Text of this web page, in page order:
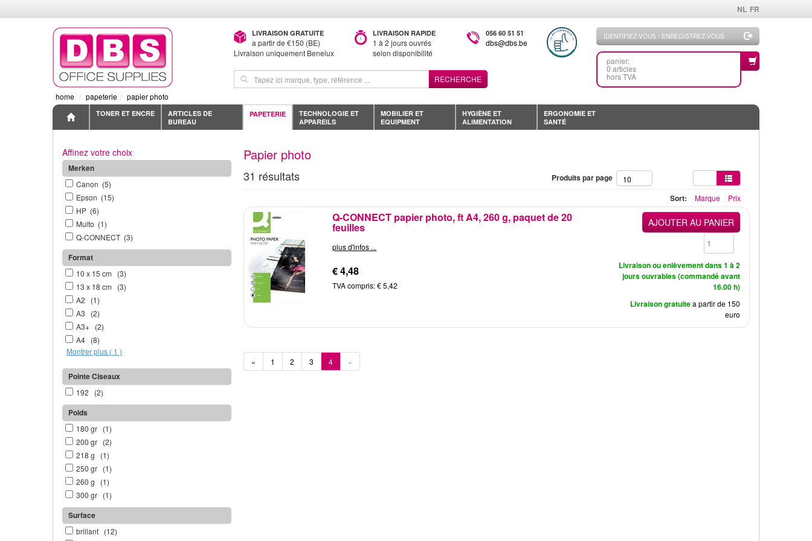
NL FR
IDENTIFIEZ-VOUS / ENREGISTREZ-VOUS
panier:
0 articles
hors TVA
LIVRAISON GRATUITE
a partir de €150 (BE)
Livraison uniquement Benelux
LIVRAISON RAPIDE
1 à 2 jours ouvrés
selon disponibilité
056 60 51 51
dbs@dbs.be
RECHERCHE
home
papeterie papier photo
TONER ET ENCRE
ARTICLES DE
BUREAU
PAPETERIE
TECHNOLOGIE ET
APPAREILS
MOBILIER ET
EQUIPMENT
HYGIÈNE ET
ALIMENTATION
ERGONOMIE ET
SANTÉ
Affinez votre choix
Merken
Canon (5)
Epson (15)
HP (6)
Multo (1)
Q-CONNECT (3)
Format
10 x 15 cm (3)
13 x 18 cm (3)
A2 (1)
A3 (2)
A3+ (2)
A4 (8)
Montrer plus ( 1 )
Pointe Ciseaux
192 (2)
Poids
180 gr (1)
200 gr (2)
218 g (1)
250 gr (1)
260 g (1)
300 gr (1)
Surface
brillant (12)
Papier photo
31 résultats Produits par page 10
Sort: Marque Prix
Q-CONNECT papier photo, ft A4, 260 g, paquet de 20
feuilles
plus d'infos ...
€ 4,48
TVA compris: € 5,42
AJOUTER AU PANIER
Livraison ou enlèvement dans 1 à 2
jours ouvrables (commandé avant
16.00 h)
Livraison gratuitea partir de 150
euro
« 1 2 3 4 »